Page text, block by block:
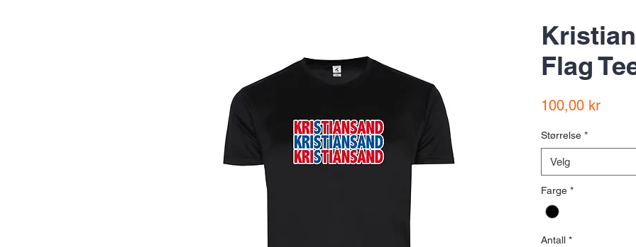
Flag
100,00 krPris
Størrelse *
Velg
Farge *
Antall *